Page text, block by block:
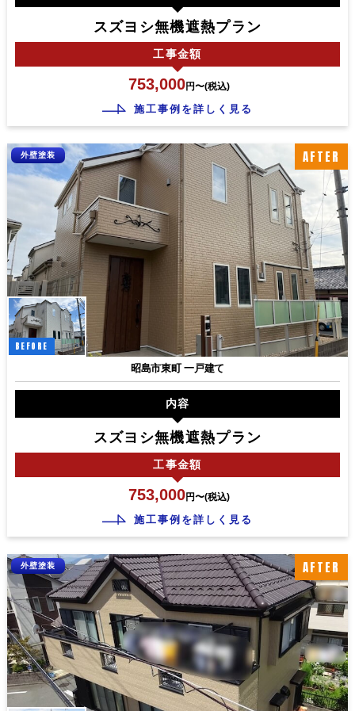
スズヨシ無機遮熱プラン
工事金額
753,000円〜(税込)
施工事例を詳しく見る
AFTER
BEFORE
外壁塗装
昭島市東町 一戸建て
内容
スズヨシ無機遮熱プラン
工事金額
753,000円〜(税込)
施工事例を詳しく見る
AFTER
外壁塗装